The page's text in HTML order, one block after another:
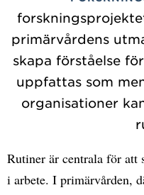
primärvårdens
skapa förståelse
uppfattas som
organisationer
Rutiner är centrala för att
i arbete. I primärvården,